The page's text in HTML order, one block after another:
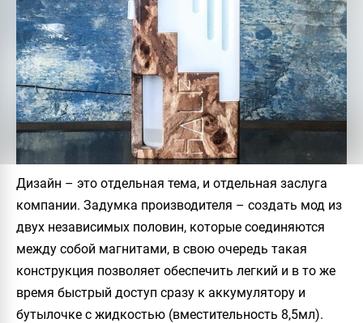
Дизайн – это отдельная тема, и отдельная заслуга
компании. Задумка производителя – создать мод из
двух независимых половин, которые соединяются
между собой магнитами, в свою очередь такая
конструкция позволяет обеспечить легкий и в то же
время быстрый доступ сразу к аккумулятору и
бутылочке с жидкостью (вместительность 8,5мл).